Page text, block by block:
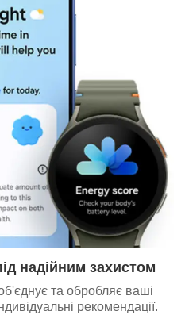
надійним захистом
та обробляє ваші
рекомендації.